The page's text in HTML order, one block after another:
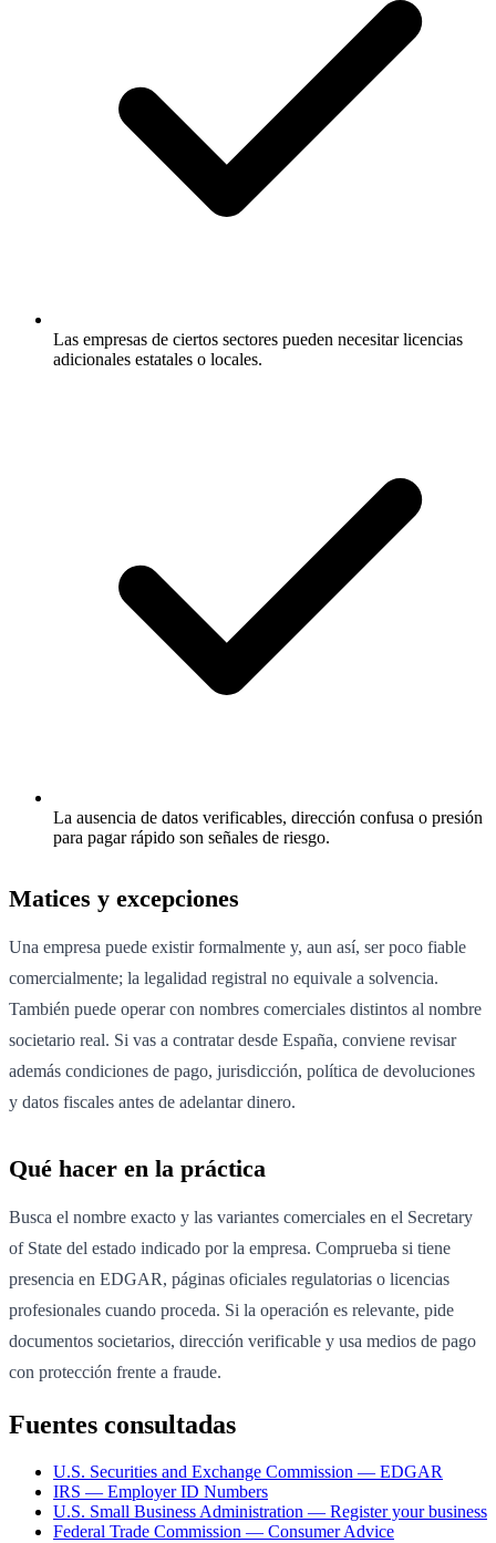
Las empresas de ciertos sectores pueden necesitar licencias
adicionales estatales o locales.
La ausencia de datos verificables, dirección confusa o presión
para pagar rápido son señales de riesgo.
Matices y excepciones
Una empresa puede existir formalmente y, aun así, ser poco fiable
comercialmente; la legalidad registral no equivale a solvencia.
También puede operar con nombres comerciales distintos al nombre
societario real. Si vas a contratar desde España, conviene revisar
además condiciones de pago, jurisdicción, política de devoluciones
y datos fiscales antes de adelantar dinero.
Qué hacer en la práctica
Busca el nombre exacto y las variantes comerciales en el Secretary
of State del estado indicado por la empresa. Comprueba si tiene
presencia en EDGAR, páginas oficiales regulatorias o licencias
profesionales cuando proceda. Si la operación es relevante, pide
documentos societarios, dirección verificable y usa medios de pago
con protección frente a fraude.
Fuentes consultadas
U.S. Securities and Exchange Commission — EDGAR
IRS — Employer ID Numbers
U.S. Small Business Administration — Register your business
Federal Trade Commission — Consumer Advice